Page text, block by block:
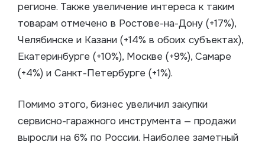
регионе. Также увеличение интереса к таким
товарам отмечено в Ростове-на-Дону (+17%),
Челябинске и Казани (+14% в обоих субъектах),
Екатеринбурге (+10%), Москве (+9%), Самаре
(+4%) и Санкт-Петербурге (+1%).
Помимо этого, бизнес увеличил закупки
сервисно-гаражного инструмента — продажи
выросли на 6% по России. Наиболее заметный